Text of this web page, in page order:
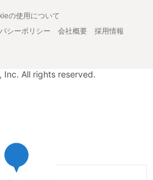
の使用について
シーポリシー 会社概要
採用情報
Inc. All rights reserved.